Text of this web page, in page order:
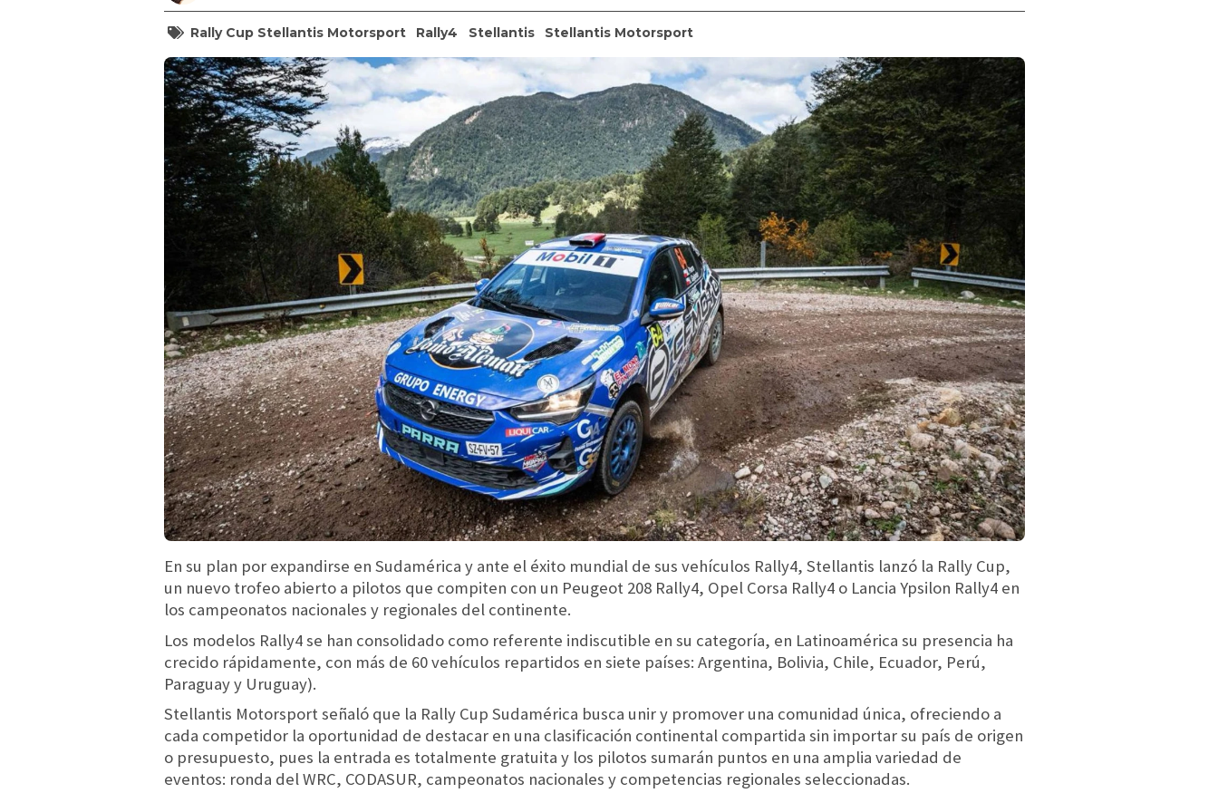
Rally Cup Stellantis Motorsport Rally4 Stellantis Stellantis Motorsport
En su plan por expandirse en Sudamérica y ante el éxito mundial de sus vehículos Rally4, Stellantis lanzó la Rally Cup,
un nuevo trofeo abierto a pilotos que compiten con un Peugeot 208 Rally4, Opel Corsa Rally4 o Lancia Ypsilon Rally4 en
los campeonatos nacionales y regionales del continente.
Los modelos Rally4 se han consolidado como referente indiscutible en su categoría, en Latinoamérica su presencia ha
crecido rápidamente, con más de 60 vehículos repartidos en siete países: Argentina, Bolivia, Chile, Ecuador, Perú,
Paraguay y Uruguay).
Stellantis Motorsport señaló que la Rally Cup Sudamérica busca unir y promover una comunidad única, ofreciendo a
cada competidor la oportunidad de destacar en una clasificación continental compartida sin importar su país de origen
o presupuesto, pues la entrada es totalmente gratuita y los pilotos sumarán puntos en una amplia variedad de
eventos: ronda del WRC, CODASUR, campeonatos nacionales y competencias regionales seleccionadas.